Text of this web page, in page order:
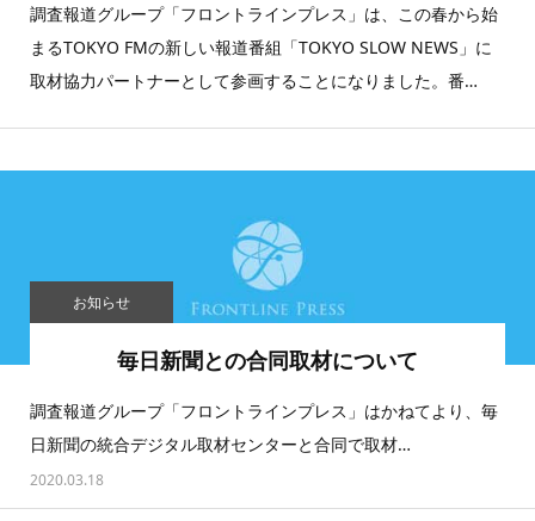
調査報道グループ「フロントラインプレス」は、この春から始
まるTOKYO FMの新しい報道番組「TOKYO SLOW NEWS」に
取材協力パートナーとして参画することになりました。番…
お知らせ
毎日新聞との合同取材について
調査報道グループ「フロントラインプレス」はかねてより、毎
日新聞の統合デジタル取材センターと合同で取材…
2020.03.18